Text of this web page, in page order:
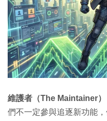
維護者（The Maintainer）
們不一定參與追逐新功能